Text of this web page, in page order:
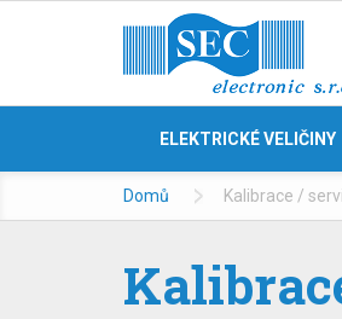
ELEKTRICKÉ VELIČINY
Domů Kalibrace /